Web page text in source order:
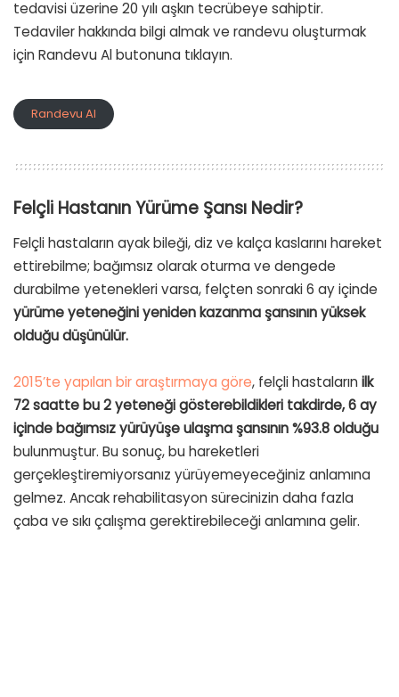
tedavisi üzerine 20 yılı aşkın tecrübeye sahiptir.
Tedaviler hakkında bilgi almak ve randevu oluşturmak
için Randevu Al butonuna tıklayın.
Randevu Al
Felçli Hastanın Yürüme Şansı Nedir?
Felçli hastaların ayak bileği, diz ve kalça kaslarını hareket
ettirebilme; bağımsız olarak oturma ve dengede
durabilme yetenekleri varsa, felçten sonraki 6 ay içinde
yürüme yeteneğini yeniden kazanma şansının yüksek
olduğu düşünülür.
2015’te yapılan bir araştırmaya göre, felçli hastaların ilk
72 saatte bu 2 yeteneği gösterebildikleri takdirde, 6 ay
içinde bağımsız yürüyüşe ulaşma şansının %93.8 olduğu
bulunmuştur. Bu sonuç, bu hareketleri
gerçekleştiremiyorsanız yürüyemeyeceğiniz anlamına
gelmez. Ancak rehabilitasyon sürecinizin daha fazla
çaba ve sıkı çalışma gerektirebileceği anlamına gelir.